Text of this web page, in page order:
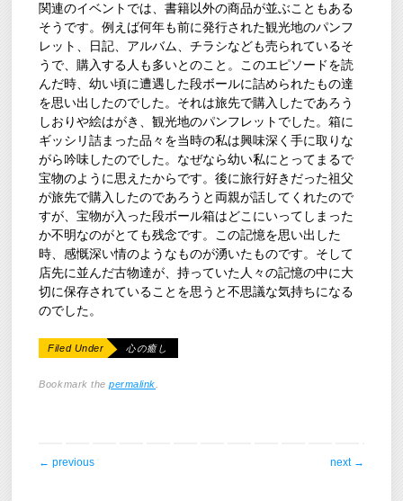
関連のイベントでは、書籍以外の商品が並ぶこともある
そうです。例えば何年も前に発行された観光地のパンフ
レット、日記、アルバム、チラシなども売られているそ
うで、購入する人も多いとのこと。このエピソードを読
んだ時、幼い頃に遭遇した段ボールに詰められたもの達
を思い出したのでした。それは旅先で購入したであろう
しおりや絵はがき、観光地のパンフレットでした。箱に
ギッシリ詰まった品々を当時の私は興味深く手に取りな
がら吟味したのでした。なぜなら幼い私にとってまるで
宝物のように思えたからです。後に旅行好きだった祖父
が旅先で購入したのであろうと両親が話してくれたので
すが、宝物が入った段ボール箱はどこにいってしまった
か不明なのがとても残念です。この記憶を思い出した
時、感慨深い情のようなものが湧いたものです。そして
店先に並んだ古物達が、持っていた人々の記憶の中に大
切に保存されていることを思うと不思議な気持ちになる
のでした。
Filed Under 心の癒し
Bookmark thepermalink.
post navigation
← previous next →